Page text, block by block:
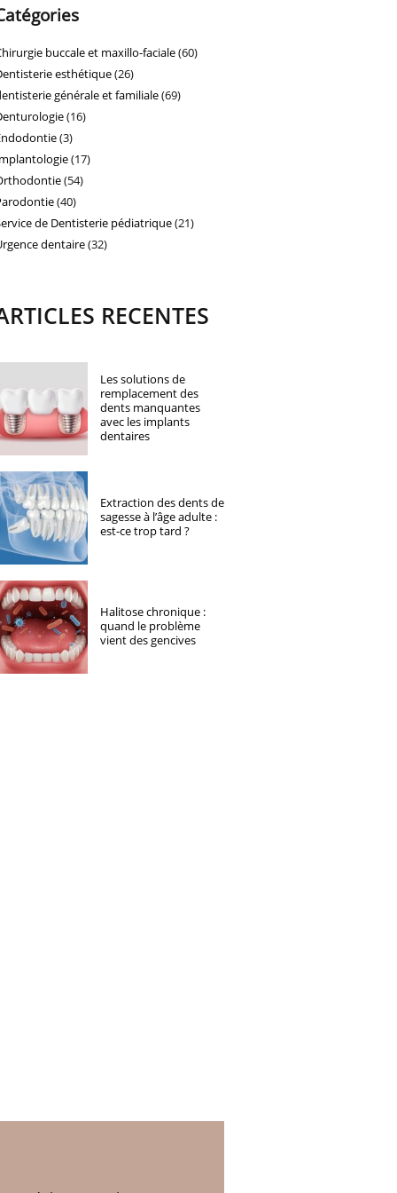
buccale et maxillo-faciale(60)
esthétique(26)
générale et familiale(69)
(16)
(3)
(17)
(54)
(40)
de Dentisterie pédiatrique(21)
dentaire(32)
RECENTES
Les solutions de
remplacement des
dents manquantes
avec les implants
dentaires
Extraction des dents de
sagesse à l’âge adulte :
est-ce trop tard ?
Halitose chronique :
quand le problème
vient des gencives